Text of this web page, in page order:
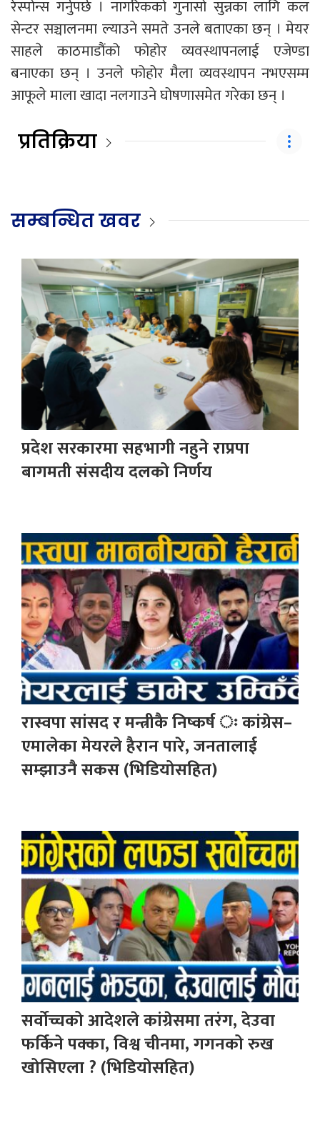
रेस्पोन्स गर्नुपर्छ । नागरिकको गुनासो सुन्नका लागि कल
सेन्टर सञ्चालनमा ल्याउने समते उनले बताएका छन् । मेयर
साहले काठमाडौंको फोहोर व्यवस्थापनलाई एजेण्डा
बनाएका छन् । उनले फोहोर मैला व्यवस्थापन नभएसम्म
आफूले माला खादा नलगाउने घोषणासमेत गरेका छन् ।
प्रतिक्रिया
सम्बन्धित खवर
प्रदेश सरकारमा सहभागी नहुने राप्रपा
बागमती संसदीय दलको निर्णय
रास्वपा सांसद र मन्त्रीकै निष्कर्ष ः कांग्रेस–
एमालेका मेयरले हैरान पारे, जनतालाई
सम्झाउनै सकस (भिडियोसहित)
सर्वोच्चको आदेशले कांग्रेसमा तरंग, देउवा
फर्किने पक्का, विश्व चीनमा, गगनको रुख
खोसिएला ? (भिडियोसहित)